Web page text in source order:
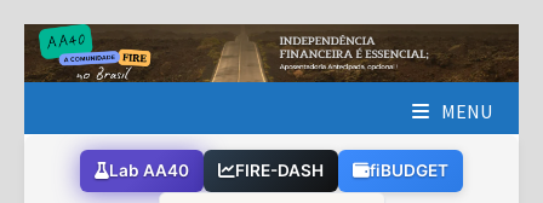
Skip
to
MENU
Lab AA40 FIRE-DASH fiBUDGET